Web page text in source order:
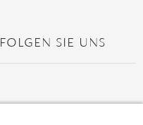
FOLGEN SIE UNS